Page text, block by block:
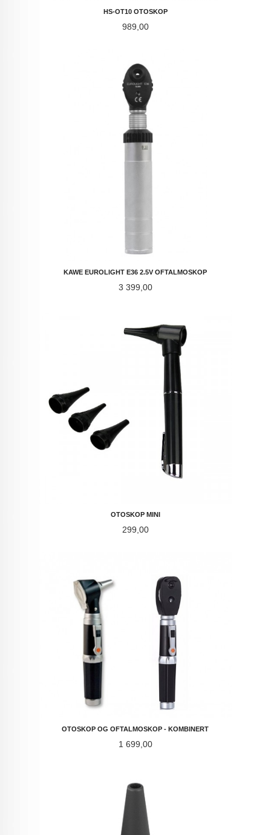
HS-OT10 OTOSKOP
Pris
989,00
KAWE EUROLIGHT E36 2.5V OFTALMOSKOP
Pris
3 399,00
OTOSKOP MINI
Pris
299,00
OTOSKOP OG OFTALMOSKOP - KOMBINERT
Pris
1 699,00